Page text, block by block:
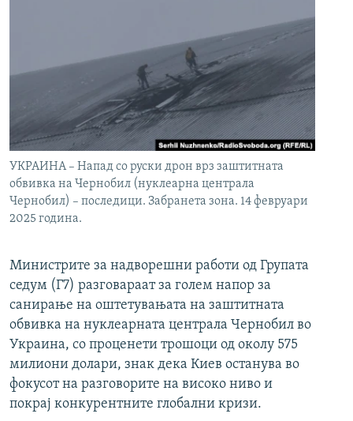
УКРАИНА – Напад со руски дрон врз заштитната
обвивка на Чернобил (нуклеарна централа
Чернобил) – последици. Забранета зона. 14 февруари
2025 година.
Министрите за надворешни работи од Групата
седум (Г7) разговараат за голем напор за
санирање на оштетувањата на заштитната
обвивка на нуклеарната централа Чернобил во
Украина, со проценети трошоци од околу 575
милиони долари, знак дека Киев останува во
фокусот на разговорите на високо ниво и
покрај конкурентните глобални кризи.